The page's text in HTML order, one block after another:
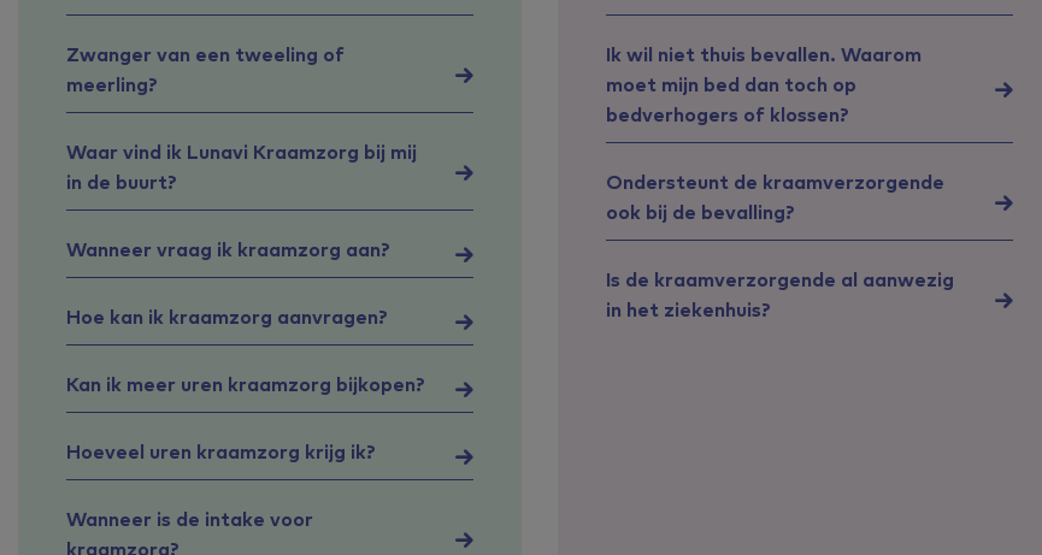
Zwanger van een tweeling of
meerling?
Waar vind ik Lunavi Kraamzorg bij mij
in de buurt?
Wanneer vraag ik kraamzorg aan?
Hoe kan ik kraamzorg aanvragen?
Kan ik meer uren kraamzorg bijkopen?
Hoeveel uren kraamzorg krijg ik?
Wanneer is de intake voor
kraamzorg?
Ik wil niet thuis bevallen. Waarom
moet mijn bed dan toch op
bedverhogers of klossen?
Ondersteunt de kraamverzorgende
ook bij de bevalling?
Is de kraamverzorgende al aanwezig
in het ziekenhuis?